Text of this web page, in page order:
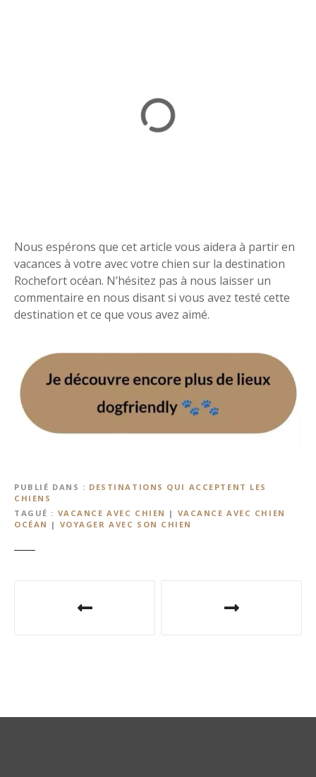
Nous espérons que cet article vous aidera à partir en
vacances à votre avec votre chien sur la destination
Rochefort océan. N’hésitez pas à nous laisser un
commentaire en nous disant si vous avez testé cette
destination et ce que vous avez aimé.
PUBLIÉ DANS
DESTINATIONS QUI ACCEPTENT LES
CHIENS
TAGUÉ
VACANCE AVEC CHIEN | VACANCE AVEC CHIEN
OCÉAN | VOYAGER AVEC SON CHIEN